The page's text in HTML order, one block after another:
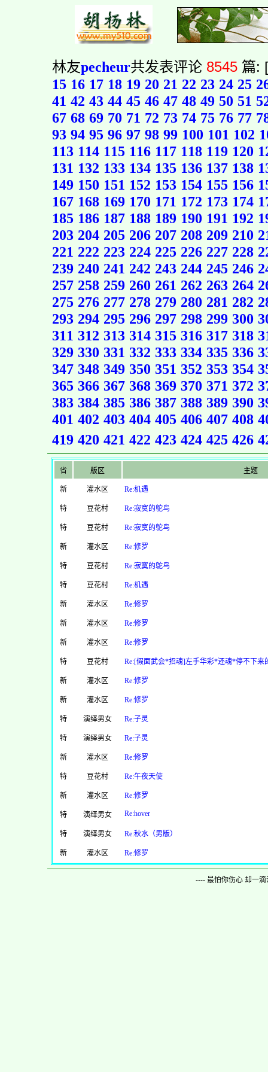
林友pecheur共发表评论 8545 篇:
15 16 17 18 19 20 21 22 23 24 25
41 42 43 44 45 46 47 48 49 50 51
67 68 69 70 71 72 73 74 75 76 77
93 94 95 96 97 98 99 100 101 102
113 114 115 116 117 118 119 120
131 132 133 134 135 136 137 138
149 150 151 152 153 154 155 156
167 168 169 170 171 172 173 174
185 186 187 188 189 190 191 192
203 204 205 206 207 208 209 210
221 222 223 224 225 226 227 228
239 240 241 242 243 244 245 246
257 258 259 260 261 262 263 264
275 276 277 278 279 280 281 282
293 294 295 296 297 298 299 300
311 312 313 314 315 316 317 318
329 330 331 332 333 334 335 336
347 348 349 350 351 352 353 354
365 366 367 368 369 370 371 372
383 384 385 386 387 388 389 390
401 402 403 404 405 406 407 408
419 420 421 422 423 424 425 426
省 版区 主题
新 灌水区 Re:机遇
特 豆花村 Re:寂寞的鸵鸟
特 豆花村 Re:寂寞的鸵鸟
新 灌水区 Re:修罗
特 豆花村 Re:寂寞的鸵鸟
特 豆花村 Re:机遇
新 灌水区 Re:修罗
新 灌水区 Re:修罗
新 灌水区 Re:修罗
特 豆花村 Re:[假面武会*招魂]左手华彩*还魂*停不下来
新 灌水区 Re:修罗
新 灌水区 Re:修罗
特 演绎男女 Re:子灵
特 演绎男女 Re:子灵
新 灌水区 Re:修罗
特 豆花村 Re:午夜天使
新 灌水区 Re:修罗
特 演绎男女 Re:hover
特 演绎男女 Re:秋水（男版）
新 灌水区 Re:修罗
---- 最怕你伤心 却一